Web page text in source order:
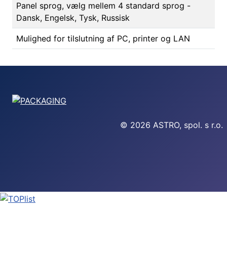
Panel sprog, vælg mellem 4 standard sprog -
Dansk, Engelsk, Tysk, Russisk
Mulighed for tilslutning af PC, printer og LAN
© 2026 ASTRO, spol. s r.o.